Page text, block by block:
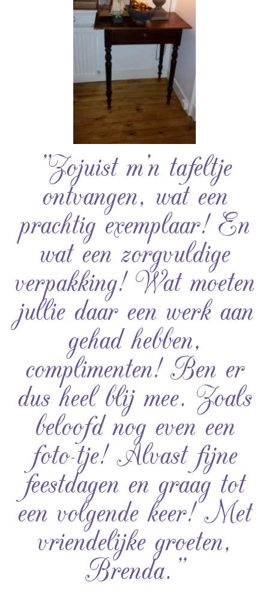
”Zojuist m’n tafeltje
ontvangen, wat een
prachtig exemplaar! En
wat een zorgvuldige
verpakking! Wat moeten
jullie daar een werk aan
gehad hebben,
complimenten! Ben er
dus heel blij mee. Zoals
beloofd nog even een
foto-tje! Alvast fijne
feestdagen en graag tot
een volgende keer! Met
vriendelijke groeten,
Brenda.”